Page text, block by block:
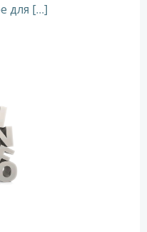
для […]